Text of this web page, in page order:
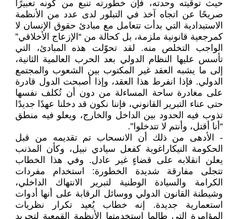
حيث توقيته وحدته، فإن خطورته تنبع من كونه تعبيرًا
صريحًا عن اتجاه آخذ في التبلور لدى عدد من الأنظمة
الاستبدادية التي بدأت تتعامل مع مبادئ حقوق الإنسان لا
كمرجعية قانونية ملزمة، بل كحالة من “الإزعاج الأخلاقي”
الواجب التخلص منه. لقد تحوّلت هذه المبادئ، التي
تأسس عليها النظام الدولي بعد الحرب العالمية الثانية،
إلى ما يشبه العقد غير المكتوب بين الشعوب والمجتمع
الدولي. فإذا انفرط هذا العقد، وإذا أصبحت الدول قادرة
على مغادرة ساحة المساءلة من دون أن تُكلف نفسها
حتى عناء التبرير القانوني، فإننا نكون قد دخلنا عهدًا جديدًا
تذوب فيه الحدود بين الداخل والخارج، ويعلو فيه منطق
“أنا أقتل، وأنتم لا تتدخلوا”.
- الأدهى من ذلك أن الانسحاب تم تقديمه من قبل
الحكومة النيكاراغوية كفعل سيادي نبيل، وكأن المذنب
يعلن انقلابه على قضاءٍ غير عادل. وفي هذا الخطاب
تتجلى مفارقة شديدة الخطورة: استخدام مفردات
الكرامة والسيادة الوطنية لتبرير الانتهاك الداخلي،
وشيطنة القانون الدولي ووسائل الرقابة على أنها أدوات
استعمارية جديدة. إنه خطاب يُعيد تكرار نظريات
المؤامرة التي طالما استخدمتها الأنظمة القمعية لتجريد